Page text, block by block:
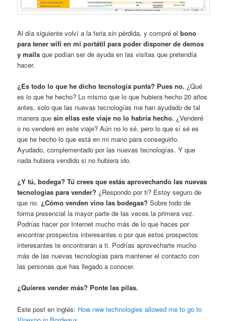
Al día siguiente volví a la feria sin pérdida, y compré elbono
para tener wifi en mi portátil para poder disponer de demos
y mails que podían ser de ayuda en las visitas que pretendía
hacer.
¿Es todo lo que he dicho tecnología punta? Pues no. ¿Qué
es lo que he hecho? Lo mismo que lo que hubiera hecho 20 años
antes, solo que las nuevas tecnologías me han ayudado de tal
manera quesin ellas este viaje no lo habría hecho. ¿Venderé
o no venderé en este viaje? Aún no lo sé, pero lo que sí sé es
que he hecho lo que está en mi mano para conseguirlo.
Ayudado, complementado por las nuevas tecnologías. Y que
nada hubiera vendido si no hubiera ido.
¿Y tú, bodega? Tú crees que estás aprovechando las nuevas
tecnologías para vender? ¿Respondo por ti? Estoy seguro de
que no.¿Cómo venden vino las bodegas? Sobre todo de
forma presencial la mayor parte de las veces la primera vez.
Podrías hacer por Internet mucho más de lo que haces por
encontrar prospectos interesantes o por que estos prospectos
interesantes te encontraran a ti. Podrías aprovecharte mucho
más de las nuevas tecnologías para mantener el contacto con
las personas que has llegado a conocer.
¿Quieres vender más? Ponte las pilas.
Este post en inglés: How new technologies allowed me to go to